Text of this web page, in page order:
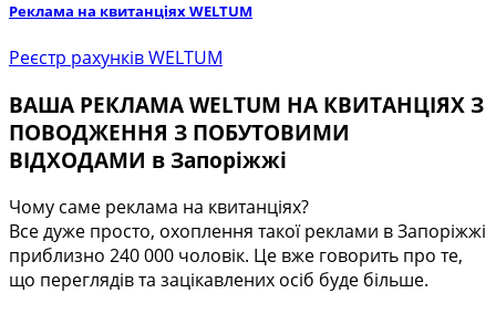
Реклама на квитанціях WELTUM
Реєстр рахунків WELTUM
ВАША РЕКЛАМА WELTUM НА КВИТАНЦІЯХ З
ПОВОДЖЕННЯ З ПОБУТОВИМИ
ВІДХОДАМИ в Запоріжжі
Чому саме реклама на квитанціях?
Все дуже просто, охоплення такої реклами в Запоріжжі
приблизно 240 000 чоловік. Це вже говорить про те,
що переглядів та зацікавлених осіб буде більше.